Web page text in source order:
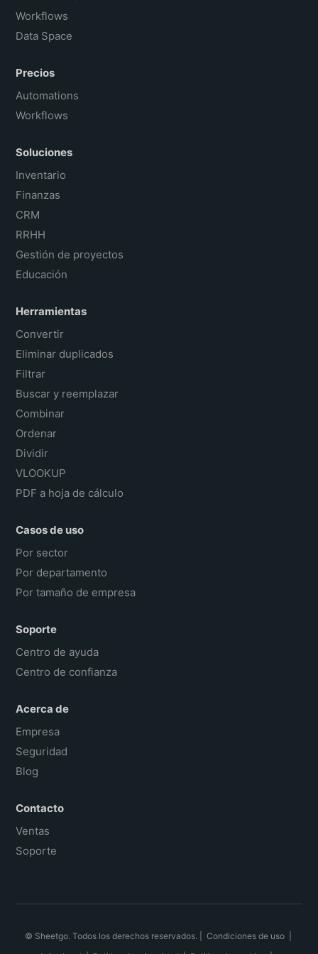
Workflows
Data Space
Precios
Automations
Workflows
Soluciones
Inventario
Finanzas
CRM
RRHH
Gestión de proyectos
Educación
Herramientas
Convertir
Eliminar duplicados
Filtrar
Buscar y reemplazar
Combinar
Ordenar
Dividir
VLOOKUP
PDF a hoja de cálculo
Casos de uso
Por sector
Por departamento
Por tamaño de empresa
Soporte
Centro de ayuda
Centro de confianza
Acerca de
Empresa
Seguridad
Blog
Contacto
Ventas
Soporte
© Sheetgo. Todos los derechos reservados. | Condiciones de uso|